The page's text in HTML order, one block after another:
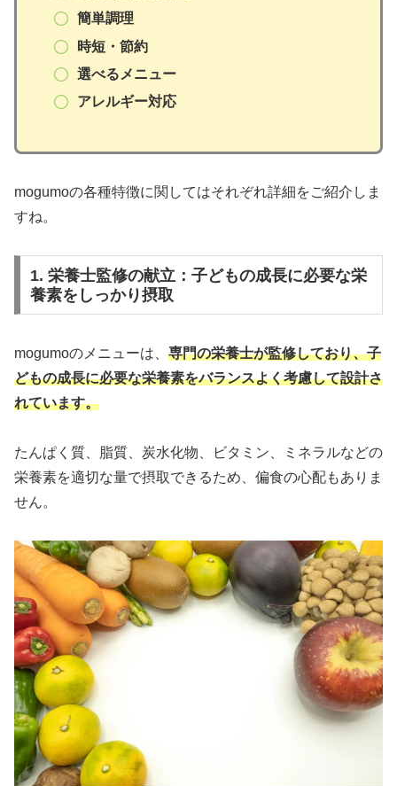
簡単調理
時短・節約
選べるメニュー
アレルギー対応
mogumoの各種特徴に関してはそれぞれ詳細をご紹介しま
すね。
1. 栄養士監修の献立：子どもの成長に必要な栄
養素をしっかり摂取
mogumoのメニューは、 専門の栄養士が監修しており、子
どもの成長に必要な栄養素をバランスよく考慮して設計さ
れています。
たんぱく質、脂質、炭水化物、ビタミン、ミネラルなどの
栄養素を適切な量で摂取できるため、偏食の心配もありま
せん。